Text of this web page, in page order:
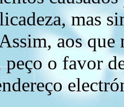
mas
aos
peço o favor